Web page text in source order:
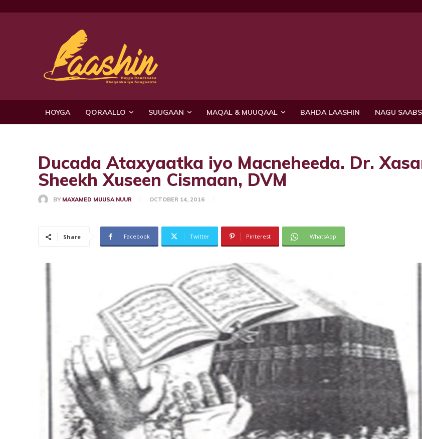
HOYGA QORAALLO SUUGAAN MAQAL & MUUQAAL BAHDA LAASHIN NAGU
Ducada Ataxyaatka iyo Macneheeda. Dr.
Sheekh Xuseen Cismaan, DVM
BY MAXAMED MUUSA NUUR OCTOBER 14, 2016
Share Facebook Twitter Pinterest WhatsApp